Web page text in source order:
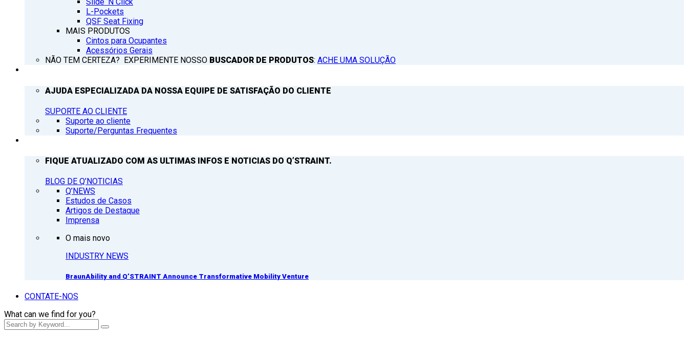
Slide ‘N Click
L-Pockets
QSF Seat Fixing
MAIS PRODUTOS
Cintos para Ocupantes
Acessórios Gerais
NÃO TEM CERTEZA? EXPERIMENTE NOSSO BUSCADOR DE PRODUTOS: ACHE UMA SOLUÇÃO
AJUDA ESPECIALIZADA DA NOSSA EQUIPE DE SATISFAÇÃO DO CLIENTE
SUPORTE AO CLIENTE
Suporte ao cliente
Suporte/Perguntas Frequentes
FIQUE ATUALIZADO COM AS ULTIMAS INFOS E NOTICIAS DO Q’STRAINT.
BLOG DE Q’NOTICIAS
Q’NEWS
Estudos de Casos
Artigos de Destaque
Imprensa
O mais novo
INDUSTRY NEWS
BraunAbility and Q’STRAINT Announce Transformative Mobility Venture
CONTATE-NOS
What can we find for you?